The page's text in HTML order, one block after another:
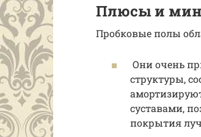
Плюсы и
Пробковые полы
Они очень
структуры,
суставами,
покрытия